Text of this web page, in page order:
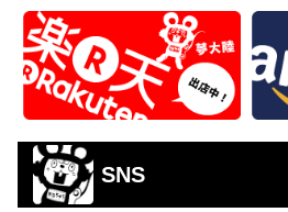
SNS